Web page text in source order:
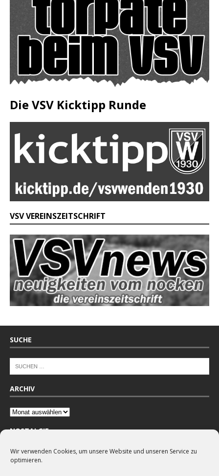
Wir verwenden Cookies, um unsere Website und unseren Service zu
optimieren.
Die VSV Kicktipp Runde
VSV VEREINSZEITSCHRIFT
SUCHE
ARCHIV
NOSTALGIE